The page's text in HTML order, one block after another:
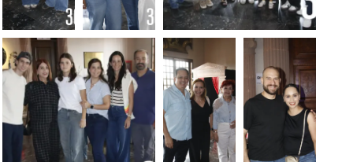
Foto:
Luis
Meléndez
Foto: Luis Meléndez
Foto:
Luis
Meléndez